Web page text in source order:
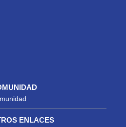
ENLACES